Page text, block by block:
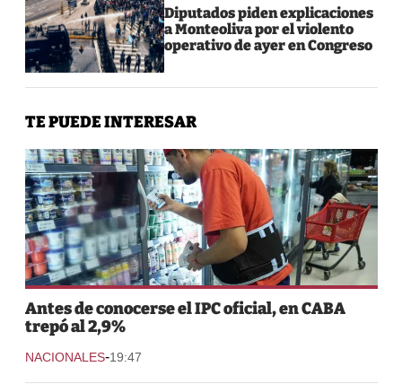
Diputados piden explicaciones
a Monteoliva por el violento
operativo de ayer en Congreso
TE PUEDE INTERESAR
Antes de conocerse el IPC oficial, en CABA
trepó al 2,9%
NACIONALES-19:47